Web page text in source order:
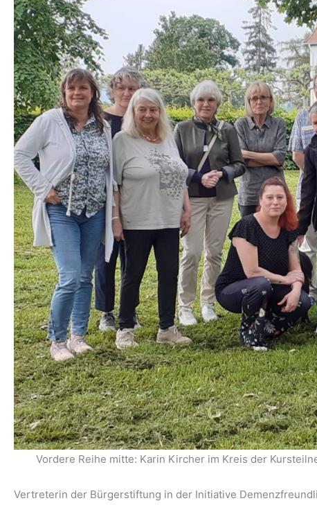
Vordere Reihe mitte: Karin Kircher im Kreis der
Vertreterin der Bürgerstiftung in der Initiative